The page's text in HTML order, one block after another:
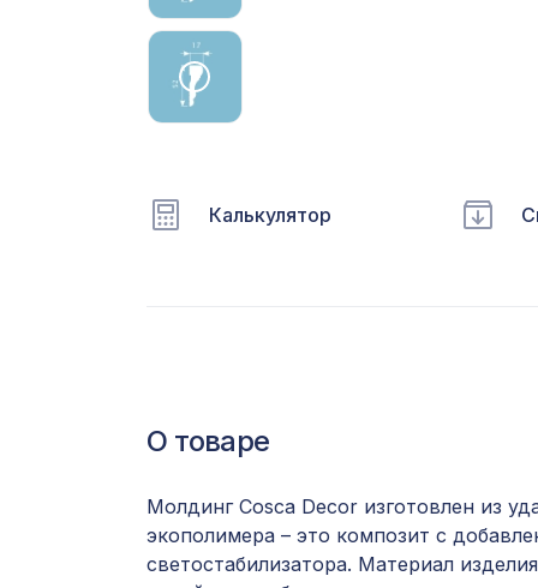
Калькулятор
О товаре
Молдинг Cosca Decor изготовлен из
экополимера – это композит с
светостабилизатора. Материал